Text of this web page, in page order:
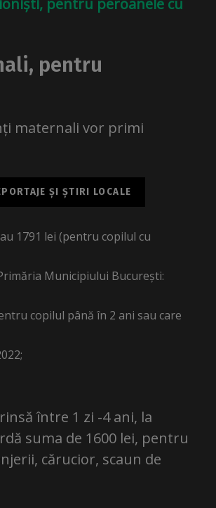
pentru
maternali vor primi
ȘI ȘTIRI LOCALE
1791 lei (pentru copilul cu
Municipiului București:
copilul până în 2 ani sau care
între 1 zi -4 ani, la
suma de 1600 lei, pentru
cărucior, scaun de